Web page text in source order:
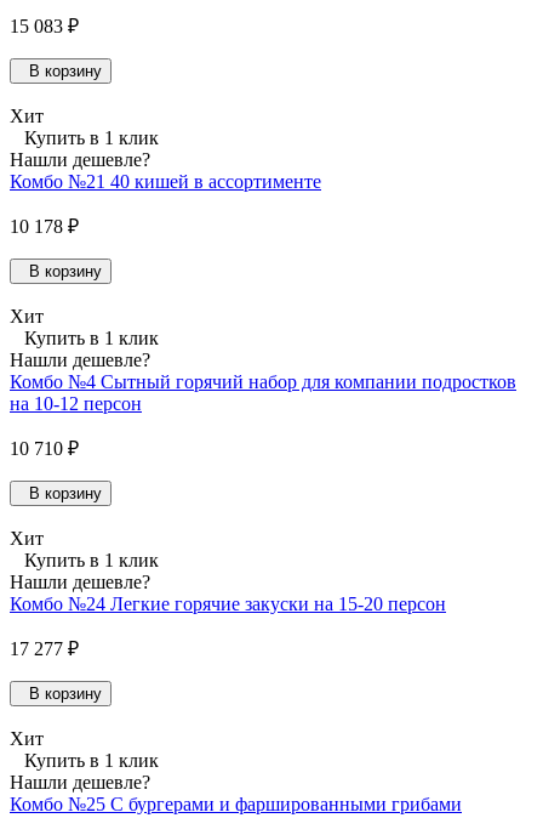
15 083 ₽
В корзину
Хит
Купить в 1 клик
Нашли дешевле?
Комбо №21 40 кишей в ассортименте
10 178 ₽
В корзину
Хит
Купить в 1 клик
Нашли дешевле?
Комбо №4 Сытный горячий набор для компании подростков
на 10-12 персон
10 710 ₽
В корзину
Хит
Купить в 1 клик
Нашли дешевле?
Комбо №24 Легкие горячие закуски на 15-20 персон
17 277 ₽
В корзину
Хит
Купить в 1 клик
Нашли дешевле?
Комбо №25 С бургерами и фаршированными грибами